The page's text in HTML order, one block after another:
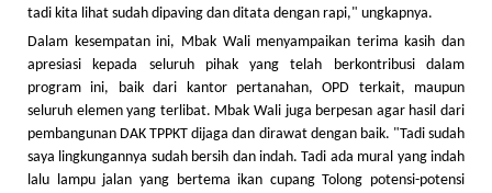
tadi kita lihat sudah dipaving dan ditata dengan rapi," ungkapnya.
Dalam kesempatan ini, Mbak Wali menyampaikan terima kasih dan
apresiasi kepada seluruh pihak yang telah berkontribusi dalam
program ini, baik dari kantor pertanahan, OPD terkait, maupun
seluruh elemen yang terlibat. Mbak Wali juga berpesan agar hasil dari
pembangunan DAK TPPKT dijaga dan dirawat dengan baik. "Tadi sudah
saya lingkungannya sudah bersih dan indah. Tadi ada mural yang indah
lalu lampu jalan yang bertema ikan cupang Tolong potensi-potensi